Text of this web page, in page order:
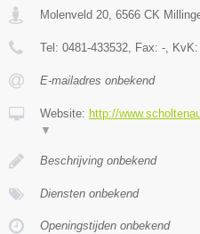
Molenveld 20 6566 CK
Tel: 0481-433532 , Fax: - , KvK:
E-mailadres onbekend
Website: http://
▼
Beschrijving onbekend
Diensten onbekend
Openingstijden onbekend